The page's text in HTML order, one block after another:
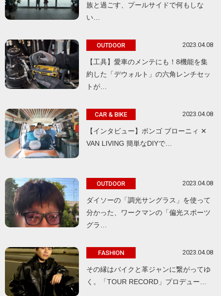
族と過ごす、プールサイドで何もしな
い…
OUTDOOR 2023.04.08
【工具】愛車のメンテにも！8機能を集
約した「デウォルト」の六角レンチセッ
トが…
CAR & BIKE 2023.04.08
【インタビュー】ボンゴ ブローニィ ✕
VAN LIVING 簡単なDIYで…
OUTDOOR 2023.04.08
ダイソーの「調光サングラス」を使って
分かった、ワークマンの「偏光スポーツ
グラ…
FASHION 2023.04.08
その縁はバイクと革ジャンに繋がってゆ
く。「TOUR RECORD」プロデュー…